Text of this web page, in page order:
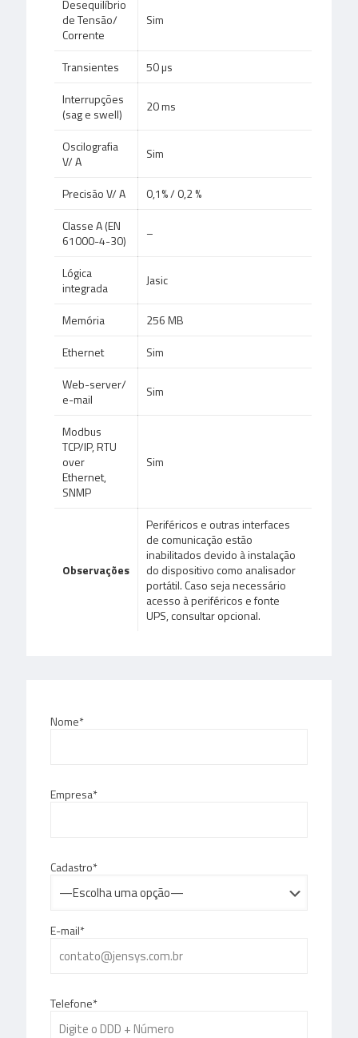
Desequilíbrio
de Tensão/
Corrente
Sim
Transientes
50 µs
Interrupções
(sag e swell)
20 ms
Oscilografia
V/ A
Sim
Precisão V/ A
0,1% / 0,2 %
Classe A (EN
61000-4-30)
–
Lógica
integrada
Jasic
Memória
256 MB
Ethernet
Sim
Web-server/
e-mail
Sim
Modbus
TCP/IP, RTU
over
Ethernet,
SNMP
Sim
Observações
Periféricos e outras interfaces
de comunicação estão
inabilitados devido à instalação
do dispositivo como analisador
portátil. Caso seja necessário
acesso à periféricos e fonte
UPS, consultar opcional.
Nome*
Empresa*
Cadastro*
E-mail*
Telefone*